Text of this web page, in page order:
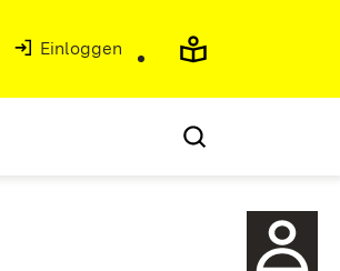
(Öffnet in neuem Fenster)
Einloggen